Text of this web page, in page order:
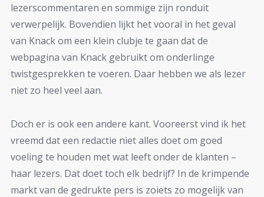
lezerscommentaren en sommige zijn ronduit
verwerpelijk. Bovendien lijkt het vooral in het geval
van Knack om een klein clubje te gaan dat de
webpagina van Knack gebruikt om onderlinge
twistgesprekken te voeren. Daar hebben we als lezer
niet zo heel veel aan.
Doch er is ook een andere kant. Vooreerst vind ik het
vreemd dat een redactie niet alles doet om goed
voeling te houden met wat leeft onder de klanten –
haar lezers. Dat doet toch elk bedrijf? In de krimpende
markt van de gedrukte pers is zoiets zo mogelijk van